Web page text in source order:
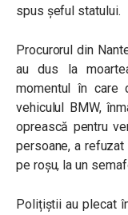
spus șeful statului.
Procurorul din
au dus la
momentul în care
vehiculul BMW,
oprească pentru
persoane, a
pe roșu, la un
Polițiștii au plecat